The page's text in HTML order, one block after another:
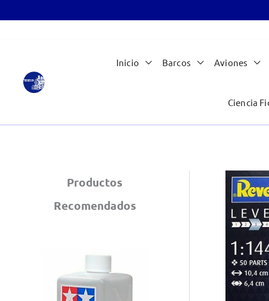
contenido
Inicio Barcos Aviones
Ciencia
Productos
Recomendados